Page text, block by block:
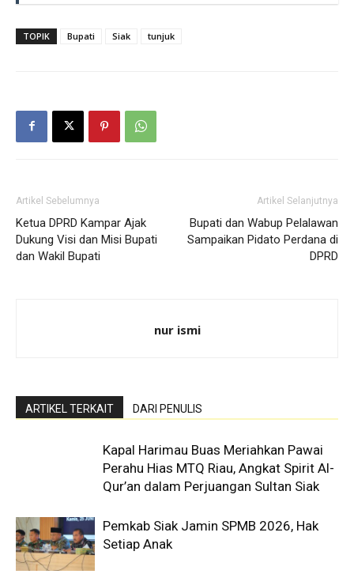
TOPIK Bupati Siak tunjuk
Artikel Sebelumnya
Ketua DPRD Kampar Ajak
Dukung Visi dan Misi Bupati
dan Wakil Bupati
Artikel Selanjutnya
Bupati dan Wabup Pelalawan
Sampaikan Pidato Perdana di
DPRD
nur ismi
ARTIKEL TERKAIT DARI PENULIS
Kapal Harimau Buas Meriahkan Pawai
Perahu Hias MTQ Riau, Angkat Spirit Al-
Qur’an dalam Perjuangan Sultan Siak
Pemkab Siak Jamin SPMB 2026, Hak
Setiap Anak